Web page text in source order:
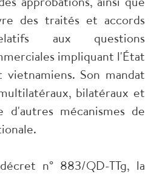
des traités et accords
aux questions
impliquant l'État
Son mandat
bilatéraux et
d'autres mécanismes de
n° 883/QD-TTg, la